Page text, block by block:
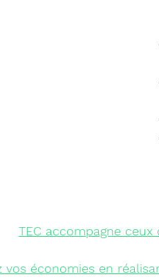
TEC accompagne ceux
vos économies en